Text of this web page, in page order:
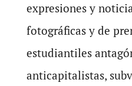
expresiones y
fotográficas y de
estudiantiles
anticapitalistas,